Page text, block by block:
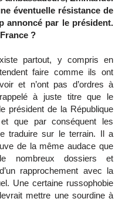
éventuelle résistance de
annoncé par le président.
?
partout, y compris en
faire comme ils ont
et n’ont pas d’ordres à
à juste titre que le
président de la République
que par conséquent les
traduire sur le terrain. Il a
de la même audace que
nombreux dossiers et
rapprochement avec la
Une certaine russophobie
mettre une sourdine à